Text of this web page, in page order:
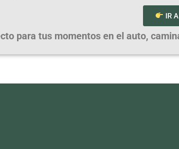
IR
para tus momentos en el auto,